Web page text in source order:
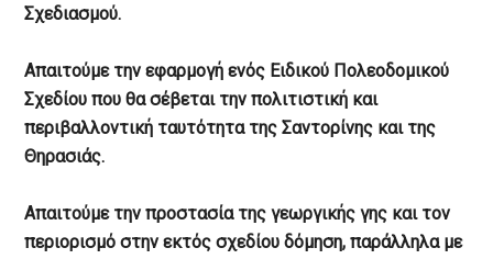
Σχεδιασμού.
Απαιτούμε την εφαρμογή ενός Ειδικού Πολεοδομικού
Σχεδίου που θα σέβεται την πολιτιστική και
περιβαλλοντική ταυτότητα της Σαντορίνης και της
Θηρασιάς.
Απαιτούμε την προστασία της γεωργικής γης και τον
περιορισμό στην εκτός σχεδίου δόμηση, παράλληλα με